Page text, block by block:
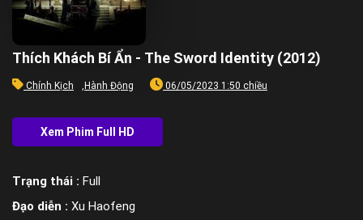
Thích Khách Bí Ẩn - The Sword Identity (2012)
Chính Kịch , Hành Động 06/05/2023 1:50 chiều
Trạng thái : Full
Đạo diễn : Xu Haofeng